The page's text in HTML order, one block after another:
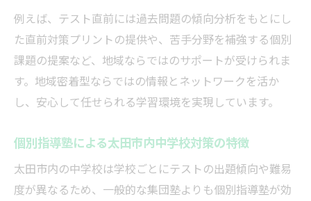
例えば、テスト直前には過去問題の傾向分析をもとにし
た直前対策プリントの提供や、苦手分野を補強する個別
課題の提案など、地域ならではのサポートが受けられま
す。地域密着型ならではの情報とネットワークを活か
し、安心して任せられる学習環境を実現しています。
個別指導塾による太田市内中学校対策の特徴
太田市内の中学校は学校ごとにテストの出題傾向や難易
度が異なるため、一般的な集団塾よりも個別指導塾が効